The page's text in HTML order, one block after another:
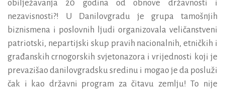
obilježavanja 20 godina od obnove državnosti i
nezavisnosti?! U Danilovgradu je grupa tamošnjih
biznismena i poslovnih ljudi organizovala veličanstveni
patriotski, nepartijski skup pravih nacionalnih, etničkih i
građanskih crnogorskih svjetonazora i vrijednosti koji je
prevazišao danilovgradsku sredinu i mogao je da posluži
čak i kao državni program za čitavu zemlju! To nije